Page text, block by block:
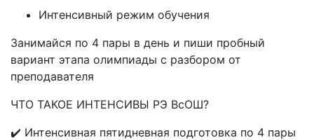
Интенсивный режим обучения
Занимайся по 4 пары в день и пиши пробный
вариант этапа олимпиады с разбором от
преподавателя
ЧТО ТАКОЕ ИНТЕНСИВЫ РЭ ВсОШ?
✔️ Интенсивная пятидневная подготовка по 4 пары